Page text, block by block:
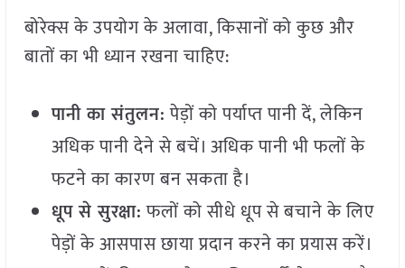
बोरेक्स के उपयोग के अलावा, किसानों को कुछ और
बातों का भी ध्यान रखना चाहिए:
पानी का संतुलन:पेड़ों को पर्याप्त पानी दें, लेकिन
अधिक पानी देने से बचें। अधिक पानी भी फलों के
फटने का कारण बन सकता है।
धूप से सुरक्षा:फलों को सीधे धूप से बचाने के लिए
पेड़ों के आसपास छाया प्रदान करने का प्रयास करें।